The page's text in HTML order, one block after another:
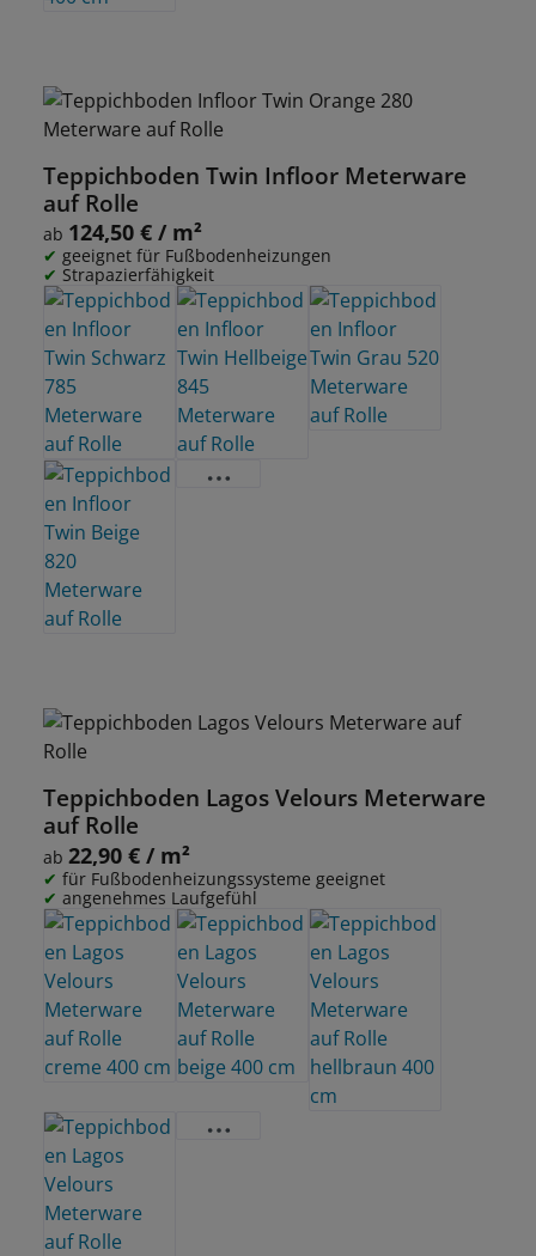
Teppichboden Twin Infloor Meterware
auf Rolle
Regulärer Preis:
ab 124,50 € / m²
geeignet für Fußbodenheizungen
Strapazierfähigkeit
Teppichboden Lagos Velours Meterware
auf Rolle
Regulärer Preis:
ab 22,90 € / m²
für Fußbodenheizungssysteme geeignet
angenehmes Laufgefühl